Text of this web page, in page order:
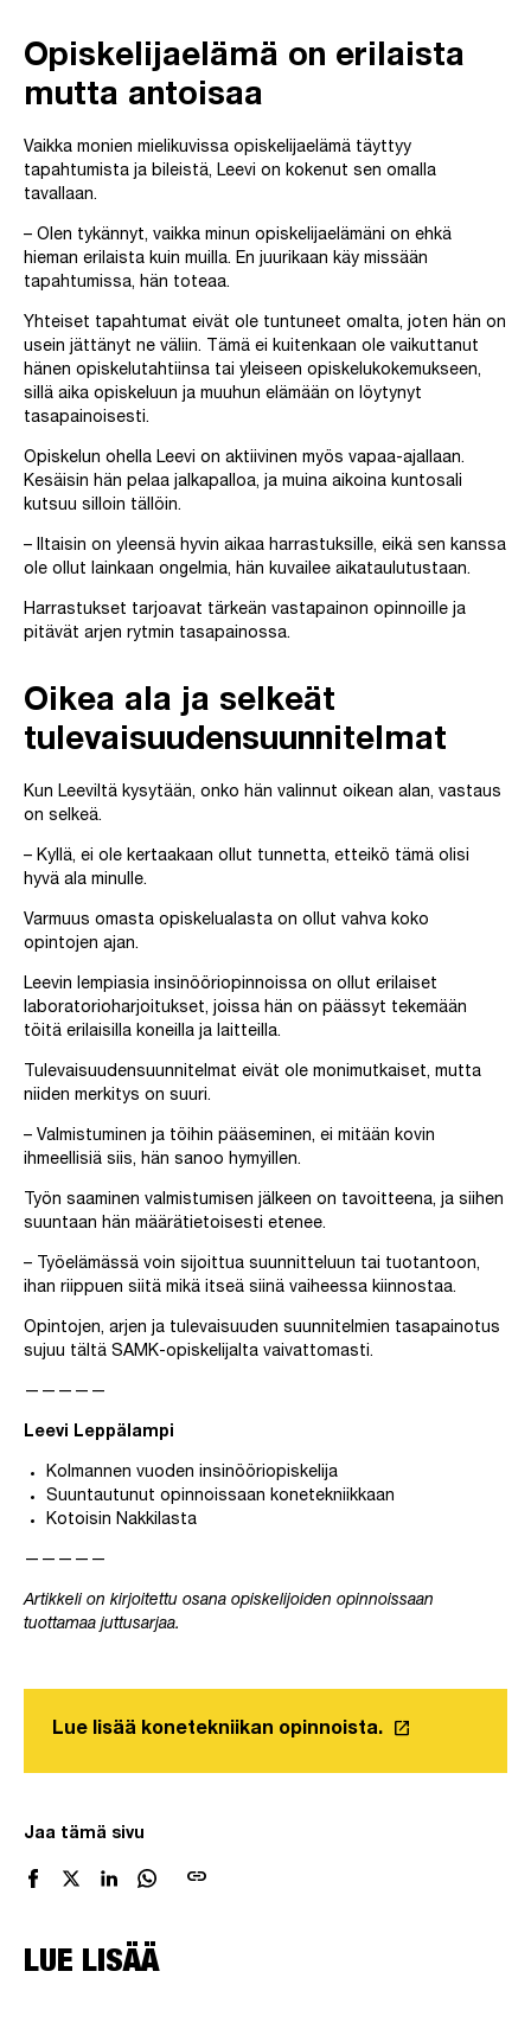
Opiskelijaelämä on erilaista
mutta antoisaa
Vaikka monien mielikuvissa opiskelijaelämä täyttyy
tapahtumista ja bileistä, Leevi on kokenut sen omalla
tavallaan.
– Olen tykännyt, vaikka minun opiskelijaelämäni on ehkä
hieman erilaista kuin muilla. En juurikaan käy missään
tapahtumissa, hän toteaa.
Yhteiset tapahtumat eivät ole tuntuneet omalta, joten hän on
usein jättänyt ne väliin. Tämä ei kuitenkaan ole vaikuttanut
hänen opiskelutahtiinsa tai yleiseen opiskelukokemukseen,
sillä aika opiskeluun ja muuhun elämään on löytynyt
tasapainoisesti.
Opiskelun ohella Leevi on aktiivinen myös vapaa-ajallaan.
Kesäisin hän pelaa jalkapalloa, ja muina aikoina kuntosali
kutsuu silloin tällöin.
– Iltaisin on yleensä hyvin aikaa harrastuksille, eikä sen kanssa
ole ollut lainkaan ongelmia, hän kuvailee aikataulutustaan.
Harrastukset tarjoavat tärkeän vastapainon opinnoille ja
pitävät arjen rytmin tasapainossa.
Oikea ala ja selkeät
tulevaisuudensuunnitelmat
Kun Leeviltä kysytään, onko hän valinnut oikean alan, vastaus
on selkeä.
– Kyllä, ei ole kertaakaan ollut tunnetta, etteikö tämä olisi
hyvä ala minulle.
Varmuus omasta opiskelualasta on ollut vahva koko
opintojen ajan.
Leevin lempiasia insinööriopinnoissa on ollut erilaiset
laboratorioharjoitukset, joissa hän on päässyt tekemään
töitä erilaisilla koneilla ja laitteilla.
Tulevaisuudensuunnitelmat eivät ole monimutkaiset, mutta
niiden merkitys on suuri.
– Valmistuminen ja töihin pääseminen, ei mitään kovin
ihmeellisiä siis, hän sanoo hymyillen.
Työn saaminen valmistumisen jälkeen on tavoitteena, ja siihen
suuntaan hän määrätietoisesti etenee.
– Työelämässä voin sijoittua suunnitteluun tai tuotantoon,
ihan riippuen siitä mikä itseä siinä vaiheessa kiinnostaa.
Opintojen, arjen ja tulevaisuuden suunnitelmien tasapainotus
sujuu tältä SAMK-opiskelijalta vaivattomasti.
—————
Leevi Leppälampi
Kolmannen vuoden insinööriopiskelija
Suuntautunut opinnoissaan konetekniikkaan
Kotoisin Nakkilasta
—————
Artikkeli on kirjoitettu osana opiskelijoiden opinnoissaan
tuottamaa juttusarjaa.
Lue lisää konetekniikan opinnoista. Linkki
launch
Jaa tämä sivu
link
LUE LISÄÄ